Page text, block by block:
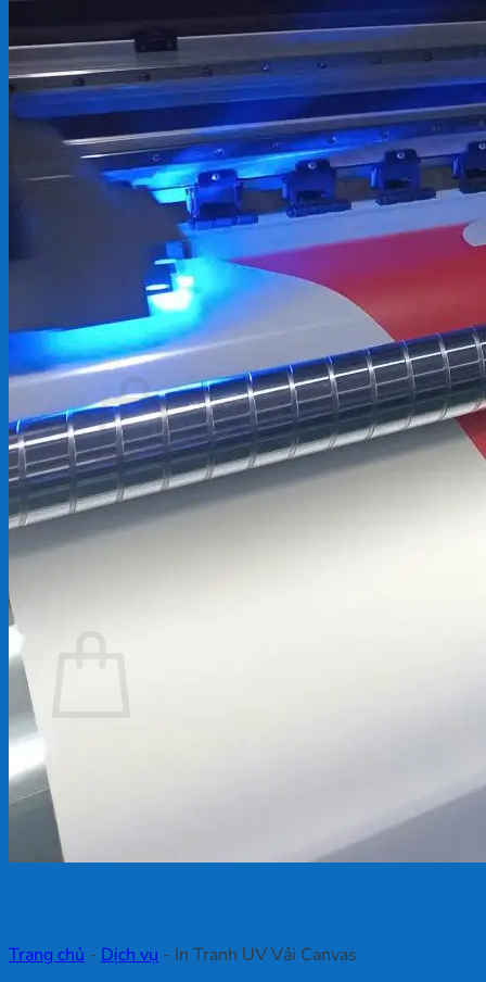
In Tem Nhãn
In Decal
Tin tức
Tin Tức In Kỹ Thuật Số
Tin Tức In UV
Tin tức công ty
Tuyển dụng
Câu hỏi thường gặp
kiếm:
Giỏ hàng /0₫
Chưa có sản phẩm trong giỏ hàng.
Quay trở lại cửa hàng
Quay trở lại cửa hàng
Trang chủ - Dịch vụ - In Tranh UV Vải Canvas